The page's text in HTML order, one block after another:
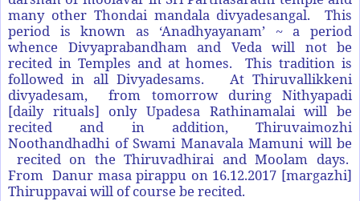
many other Thondai mandala divyadesangal. This
period is known as ‘Anadhyayanam’ ~ a period
whence Divyaprabandham and Veda will not be
recited in Temples and at homes. This tradition is
followed in all Divyadesams. At Thiruvallikkeni
divyadesam, from tomorrow during Nithyapadi
[daily rituals] only Upadesa Rathinamalai will be
recited and in addition, Thiruvaimozhi
Noothandhadhi of Swami Manavala Mamuni will be
recited on the Thiruvadhirai and Moolam days.
From Danur masa pirappu on 16.12.2017 [margazhi]
Thiruppavai will of course be recited.